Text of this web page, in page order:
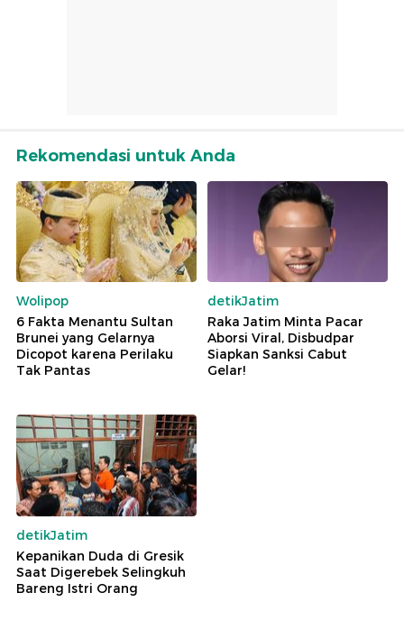
Rekomendasi untuk Anda
Wolipop
6 Fakta Menantu Sultan
Brunei yang Gelarnya
Dicopot karena Perilaku
Tak Pantas
detikJatim
Raka Jatim Minta Pacar
Aborsi Viral, Disbudpar
Siapkan Sanksi Cabut
Gelar!
detikJatim
Kepanikan Duda di Gresik
Saat Digerebek Selingkuh
Bareng Istri Orang